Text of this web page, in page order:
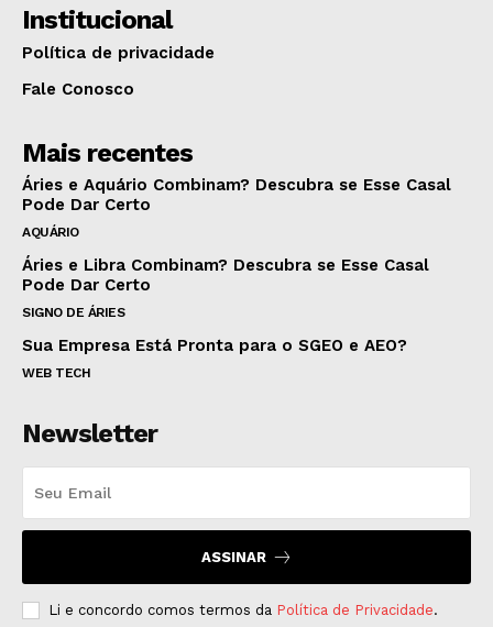
Institucional
Política de privacidade
Fale Conosco
Mais recentes
Áries e Aquário Combinam? Descubra se Esse Casal
Pode Dar Certo
AQUÁRIO
Áries e Libra Combinam? Descubra se Esse Casal
Pode Dar Certo
SIGNO DE ÁRIES
Sua Empresa Está Pronta para o SGEO e AEO?
WEB TECH
Newsletter
ASSINAR
Li e concordo comos termos da Política de Privacidade.